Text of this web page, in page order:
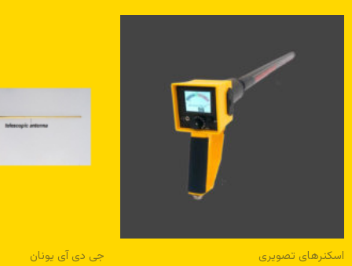
اسکنرهای تصویری جی دی آی یونان